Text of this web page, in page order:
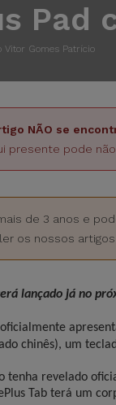
Pad
Vitor Gomes Patrício
NÃO se
presente pode
de 3 anos e
os nossos
lançado já no
oficialmente
chinês), um
tenha revelado
Tab terá um